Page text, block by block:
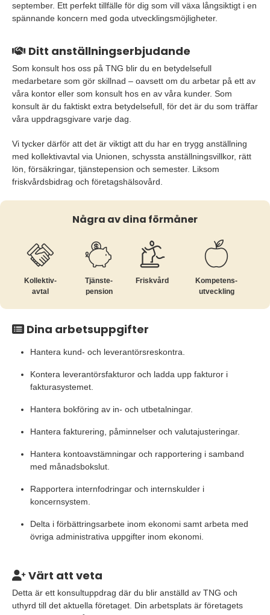
september. Ett perfekt tillfälle för dig som vill växa långsiktigt i en
spännande koncern med goda utvecklingsmöjligheter.
Ditt anställningserbjudande
Som konsult hos oss på TNG blir du en betydelsefull
medarbetare som gör skillnad – oavsett om du arbetar på ett av
våra kontor eller som konsult hos en av våra kunder. Som
konsult är du faktiskt extra betydelsefull, för det är du som träffar
våra uppdragsgivare varje dag.
Vi tycker därför att det är viktigt att du har en trygg anställning
med kollektivavtal via Unionen, schyssta anställningsvillkor, rätt
lön, försäkringar, tjänstepension och semester. Liksom
friskvårdsbidrag och företagshälsovård.
Några av dina förmåner
Kollektiv­
avtal
Tjänste­
pension
Friskvård
Kompetens­
utveckling
Dina arbetsuppgifter
Hantera kund- och leverantörsreskontra.
Kontera leverantörsfakturor och ladda upp fakturor i
fakturasystemet.
Hantera bokföring av in- och utbetalningar.
Hantera fakturering, påminnelser och valutajusteringar.
Hantera kontoavstämningar och rapportering i samband
med månadsbokslut.
Rapportera internfodringar och internskulder i
koncernsystem.
Delta i förbättringsarbete inom ekonomi samt arbeta med
övriga administrativa uppgifter inom ekonomi.
Värt att veta
Detta är ett konsultuppdrag där du blir anställd av TNG och
uthyrd till det aktuella företaget. Din arbetsplats är företagets